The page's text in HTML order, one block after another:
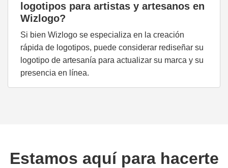
logotipos para artistas y artesanos en
Wizlogo?
Si bien Wizlogo se especializa en la creación
rápida de logotipos, puede considerar rediseñar su
logotipo de artesanía para actualizar su marca y su
presencia en línea.
Estamos aquí para hacerte